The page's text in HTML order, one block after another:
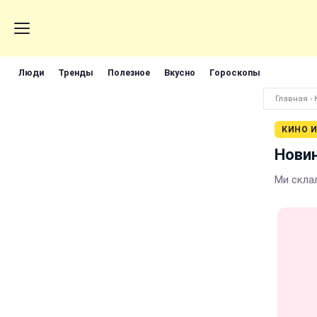
Люди Тренды Полезное Вкусно Гороскопы
Главная ›
КИНО
Ми